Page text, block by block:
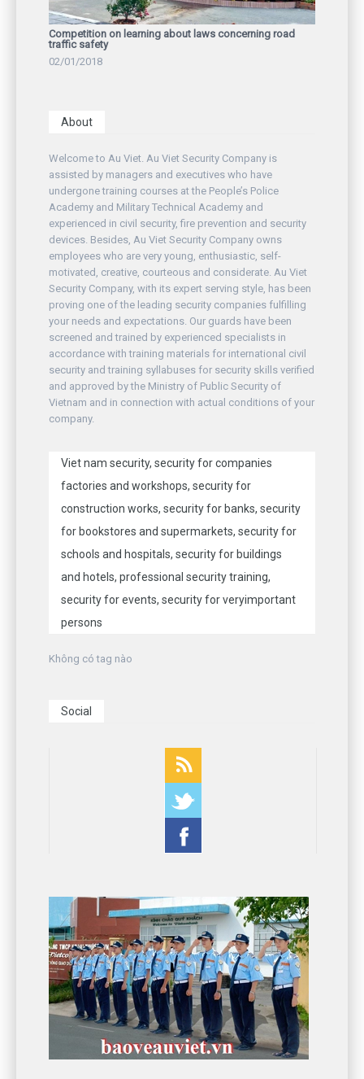
Competition on learning about laws concerning road
traffic safety
02/01/2018
About
Welcome to Au Viet. Au Viet Security Company is
assisted by managers and executives who have
undergone training courses at the People’s Police
Academy and Military Technical Academy and
experienced in civil security, fire prevention and security
devices. Besides, Au Viet Security Company owns
employees who are very young, enthusiastic, self-
motivated, creative, courteous and considerate. Au Viet
Security Company, with its expert serving style, has been
proving one of the leading security companies fulfilling
your needs and expectations. Our guards have been
screened and trained by experienced specialists in
accordance with training materials for international civil
security and training syllabuses for security skills verified
and approved by the Ministry of Public Security of
Vietnam and in connection with actual conditions of your
company.
Viet nam security, security for companies
factories and workshops, security for
construction works, security for banks, security
for bookstores and supermarkets, security for
schools and hospitals, security for buildings
and hotels, professional security training,
security for events, security for veryimportant
persons
Không có tag nào
Social